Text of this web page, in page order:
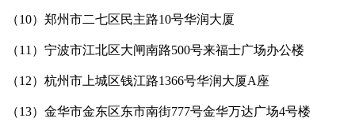
（10）郑州市二七区民主路10号华润大厦
（11）宁波市江北区大闸南路500号来福士广场办公楼
（12）杭州市上城区钱江路1366号华润大厦A座
（13）金华市金东区东市南街777号金华万达广场4号楼